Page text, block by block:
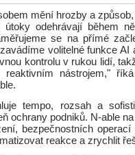
mění hrozby a
odehrávají během
se na přímé
volitelné funkce AI
kontrolu v rukou lidí,
nástrojem," říká
tempo, rozsah a
ochrany podniků. N-able
bezpečnostních
reakce a zrychlit